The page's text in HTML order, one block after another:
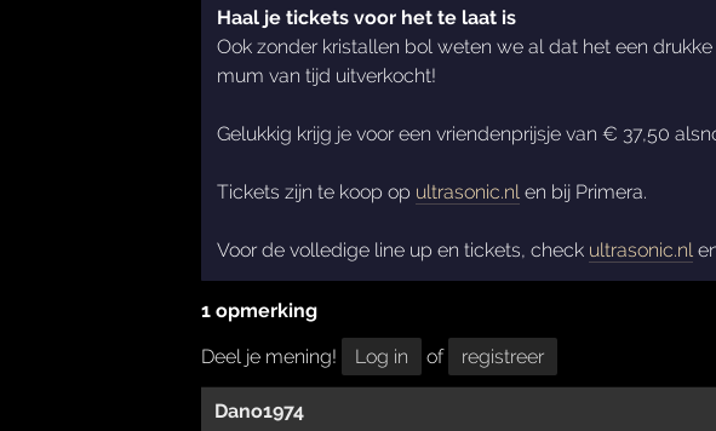
Haal je tickets voor het te laat is
Ook zonder kristallen bol weten we al dat het een
mum van tijd uitverkocht!
Gelukkig krijg je voor een vriendenprijsje van € 37,50
Tickets zijn te koop op ultrasonic.nlen bij Primera.
Voor de volledige line up en tickets, check ultrasonic.nl
1 opmerking
Deel je mening!
Log in of registreer
Dano1974